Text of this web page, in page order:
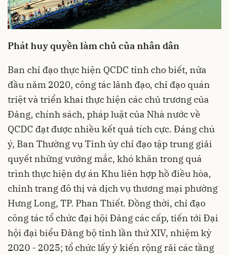
Phát huy quyền làm chủ của nhân dân
Ban chỉ đạo thực hiện QCDC tỉnh cho biết, nửa
đầu năm 2020, công tác lãnh đạo, chỉ đạo quán
triệt và triển khai thực hiện các chủ trương của
Đảng, chính sách, pháp luật của Nhà nước về
QCDC đạt được nhiều kết quả tích cực. Đáng chú
ý, Ban Thường vụ Tỉnh ủy chỉ đạo tập trung giải
quyết những vướng mắc, khó khăn trong quá
trình thực hiện dự án Khu liên hợp hồ điều hòa,
chỉnh trang đô thị và dịch vụ thương mại phường
Hưng Long, TP. Phan Thiết. Đồng thời, chỉ đạo
công tác tổ chức đại hội Đảng các cấp, tiến tới Đại
hội đại biểu Đảng bộ tỉnh lần thứ XIV, nhiệm kỳ
2020 - 2025; tổ chức lấy ý kiến rộng rãi các tầng